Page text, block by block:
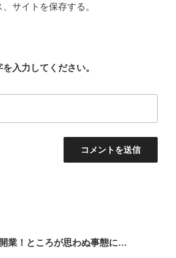
サイトを保存する。
入力してください。
業！ところが思わぬ事態に…